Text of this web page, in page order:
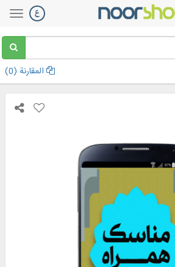
المقارنة (0
)